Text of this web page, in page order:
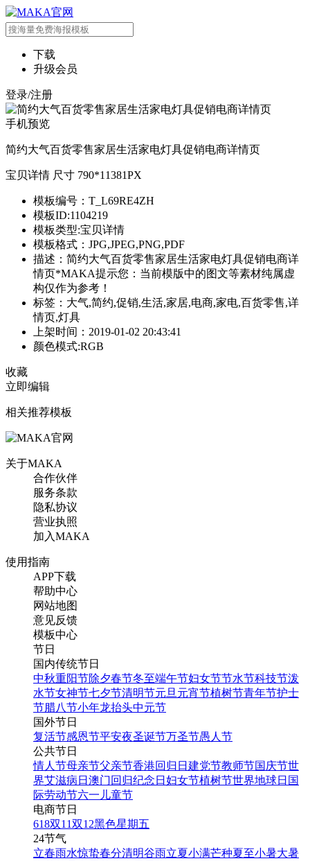
下载
升级会员
登录/注册
手机预览
简约大气百货零售家居生活家电灯具促销电商详情页
宝贝详情 尺寸 790*11381PX
模板编号：T_L69RE4ZH
模板ID:1104219
模板类型:宝贝详情
模板格式：JPG,JPEG,PNG,PDF
描述：简约大气百货零售家居生活家电灯具促销电商详
情页*MAKA提示您：当前模版中的图文等素材纯属虚
构仅作为参考！
标签：大气,简约,促销,生活,家居,电商,家电,百货零售,详
情页,灯具
上架时间：2019-01-02 20:43:41
颜色模式:RGB
收藏
立即编辑
相关推荐模板
关于MAKA
合作伙伴
服务条款
隐私协议
营业执照
加入MAKA
使用指南
APP下载
帮助中心
网站地图
意见反馈
模板中心
节日
国内传统节日
中秋重阳节除夕春节冬至端午节妇女节节水节科技节泼
水节女神节七夕节清明节元旦 元宵节植树节青年节护士
节腊八节小年龙抬头中元节
国外节日
复活节感恩节平安夜圣诞节万圣节愚人节
公共节日
情人节母亲节父亲节香港回归日 建党节教师节国庆节世
界艾滋病日 澳门回归纪念日 妇女节植树节世界地球日 国
际劳动节六一儿童节
电商节日
618双11双12黑色星期五
24节气
立春雨水惊蛰春分清明谷雨立夏小满芒种夏至小暑大暑